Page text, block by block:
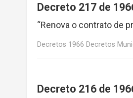
Decreto 217 de
“Renova o contrato de
Decretos 1966 Decretos
Decreto 216 de